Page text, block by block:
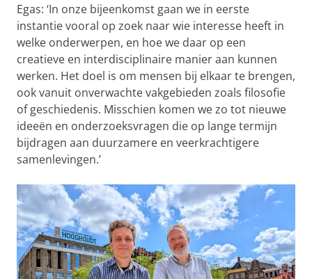
Egas: ‘In onze bijeenkomst gaan we in eerste
instantie vooral op zoek naar wie interesse heeft in
welke onderwerpen, en hoe we daar op een
creatieve en interdisciplinaire manier aan kunnen
werken. Het doel is om mensen bij elkaar te brengen,
ook vanuit onverwachte vakgebieden zoals filosofie
of geschiedenis. Misschien komen we zo tot nieuwe
ideeën en onderzoeksvragen die op lange termijn
bijdragen aan duurzamere en veerkrachtigere
samenlevingen.’